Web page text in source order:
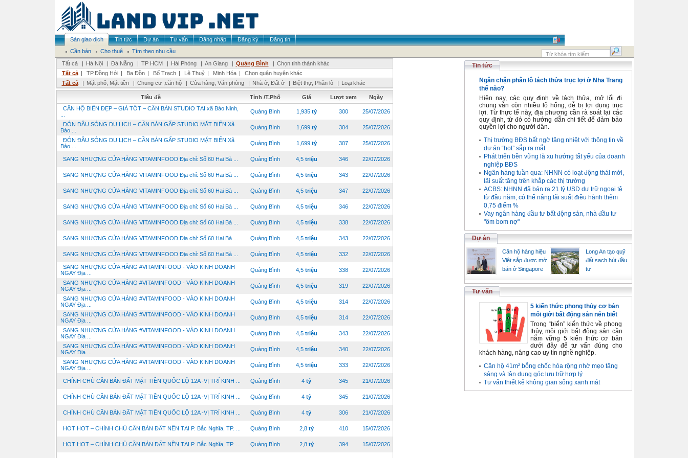
Sàn giao dịch Tin tức Dự án Tư vấn Đăng nhập Đăng ký
Đăng tin
Cần bán
Cho thuê
Tìm theo nhu cầu
Tất cả
| Hà Nội | Đà Nẵng | TP HCM | Hải Phòng | An Giang | Quảng Bình | Chọn tỉnh thành khác
Tất cả | TP.Đồng Hới | Ba Đồn | Bố Trạch | Lệ Thuỷ | Minh Hóa |
Chọn quận huyện khác
Tất cả
| Mặt phố, Mặt tiền | Chung cư ,căn hộ | Cửa hàng, Văn phòng | Nhà ở, Đất ở | Biệt thự, Phân lô | Loại khác
Tiêu đề Tỉnh /T.Phố Giá Lượt xem
Ngày
CĂN HỘ BIỂN ĐẸP – GIÁ TỐT – CẦN BÁN STUDIO TẠI xã Bảo Ninh,
Quảng Bình 1,935 tỷ 300 25/07/2026
ĐÓN ĐẦU SÓNG DU LỊCH – CẦN BÁN GẤP STUDIO MẶT BIỂN Xã
Bảo ...
Quảng Bình 1,699 tỷ 304 25/07/2026
ĐÓN ĐẦU SÓNG DU LỊCH – CẦN BÁN GẤP STUDIO MẶT BIỂN Xã
Bảo ...
Quảng Bình 1,699 tỷ 307 25/07/2026
SANG NHƯỢNG CỬA HÀNG VITAMINFOOD Địa chỉ: Số 60 Hai Bà ... Quảng Bình 4,5 triệu 346 22/07/2026
SANG NHƯỢNG CỬA HÀNG VITAMINFOOD Địa chỉ: Số 60 Hai Bà ... Quảng Bình 4,5 triệu 343 22/07/2026
SANG NHƯỢNG CỬA HÀNG VITAMINFOOD Địa chỉ: Số 60 Hai Bà ... Quảng Bình 4,5 triệu 347 22/07/2026
SANG NHƯỢNG CỬA HÀNG VITAMINFOOD Địa chỉ: Số 60 Hai Bà ... Quảng Bình 4,5 triệu 346 22/07/2026
SANG NHƯỢNG CỬA HÀNG VITAMINFOOD Địa chỉ: Số 60 Hai Bà ... Quảng Bình 4,5 triệu 338 22/07/2026
SANG NHƯỢNG CỬA HÀNG VITAMINFOOD Địa chỉ: Số 60 Hai Bà ... Quảng Bình 4,5 triệu 343 22/07/2026
SANG NHƯỢNG CỬA HÀNG VITAMINFOOD Địa chỉ: Số 60 Hai Bà ... Quảng Bình 4,5 triệu 332 22/07/2026
SANG NHƯỢNG CỬA HÀNG #VITAMINFOOD - VÀO KINH DOANH
NGAY Địa ...
Quảng Bình 4,5 triệu 338 22/07/2026
SANG NHƯỢNG CỬA HÀNG #VITAMINFOOD - VÀO KINH DOANH
NGAY Địa ...
Quảng Bình 4,5 triệu 319 22/07/2026
SANG NHƯỢNG CỬA HÀNG #VITAMINFOOD - VÀO KINH DOANH
NGAY Địa ...
Quảng Bình 4,5 triệu 314 22/07/2026
SANG NHƯỢNG CỬA HÀNG #VITAMINFOOD - VÀO KINH DOANH
NGAY Địa ...
Quảng Bình 4,5 triệu 314 22/07/2026
SANG NHƯỢNG CỬA HÀNG #VITAMINFOOD - VÀO KINH DOANH
NGAY Địa ...
Quảng Bình 4,5 triệu 343 22/07/2026
SANG NHƯỢNG CỬA HÀNG #VITAMINFOOD - VÀO KINH DOANH
NGAY Địa ...
Quảng Bình 4,5 triệu 340 22/07/2026
SANG NHƯỢNG CỬA HÀNG #VITAMINFOOD - VÀO KINH DOANH
NGAY Địa ...
Quảng Bình 4,5 triệu 333 22/07/2026
CHÍNH CHỦ CẦN BÁN ĐẤT MẶT TIỀN QUỐC LỘ 12A -VỊ TRÍ KINH ... Quảng Bình 4 tỷ 345 21/07/2026
CHÍNH CHỦ CẦN BÁN ĐẤT MẶT TIỀN QUỐC LỘ 12A -VỊ TRÍ KINH ... Quảng Bình 4 tỷ 345 21/07/2026
CHÍNH CHỦ CẦN BÁN ĐẤT MẶT TIỀN QUỐC LỘ 12A -VỊ TRÍ KINH ... Quảng Bình 4 tỷ 306 21/07/2026
HOT HOT – CHÍNH CHỦ CẦN BÁN ĐẤT NỀN TẠI P. Bắc Nghĩa, TP. ... Quảng Bình 2,8 tỷ 410 15/07/2026
HOT HOT – CHÍNH CHỦ CẦN BÁN ĐẤT NỀN TẠI P. Bắc Nghĩa, TP. ... Quảng Bình 2,8 tỷ 394 15/07/2026
Tin tức
Ngăn chặn phân lô tách thửa trục lợi ở Nha Trang
thế nào?
Hiện nay, các quy định về tách thửa, mở lối đi
chung vẫn còn nhiều lổ hổng, dễ bị lợi dụng trục
lợi. Từ thực tế này, địa phương cần rà soát lại các
quy định, từ đó có hướng dẫn chi tiết để đảm bảo
quyền lợi cho người dân.
Thị trường BĐS bất ngờ tăng nhiệt với thông tin về
dự án “hot” sắp ra mắt
Phát triển bền vững là xu hướng tất yếu của doanh
nghiệp BĐS
Ngân hàng tuần qua: NHNN có loạt động thái mới,
lãi suất tăng trên khắp các thị trường
ACBS: NHNN đã bán ra 21 tỷ USD dự trữ ngoại tệ
từ đầu năm, có thể nâng lãi suất điều hành thêm
0,75 điểm %
Vay ngân hàng đầu tư bất động sản, nhà đầu tư
"ôm bom nợ"
Dự án
Căn hộ hàng hiệu
Việt sắp được mở
bán ở Singapore
Long An tạo quỹ
đất sạch hút đầu
tư
Tư vấn
5 kiến thức phong thủy cơ bản
môi giới bất động sản nên biết
Trong “biển” kiến thức về phong
thủy, môi giới bất động sản cần
nắm vững 5 kiến thức cơ bản
dưới đây để tư vấn đúng cho
khách hàng, nâng cao uy tín nghề nghiệp.
Căn hộ 41m² bỗng chốc hóa rộng nhờ mẹo tăng
sáng và tận dụng góc lưu trữ hợp lý
Tư vấn thiết kế không gian sống xanh mát